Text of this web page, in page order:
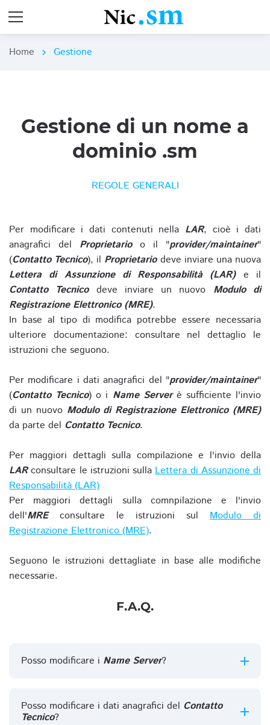
Home chevron_right Gestione
Gestione di un nome a
dominio .sm
REGOLE GENERALI
Per modificare i dati contenuti nella LAR, cioè i dati
anagrafici del Proprietarioo il "provider/maintainer"
(Contatto Tecnico), il Proprietariodeve inviare una nuova
Lettera di Assunzione di Responsabilità (LAR)e il
Contatto Tecnicodeve inviare un nuovo Modulo di
Registrazione Elettronico (MRE).
In base al tipo di modifica potrebbe essere necessaria
ulteriore documentazione: consultare nel dettaglio le
istruzioni che seguono.
Per modificare i dati anagrafici del "provider/maintainer"
(Contatto Tecnico) o i Name Serverè sufficiente l'invio
di un nuovo Modulo di Registrazione Elettronico (MRE)
da parte del Contatto Tecnico.
Per maggiori dettagli sulla compilazione e l'invio della
LARconsultare le istruzioni sullaLettera di Assunzione di
Responsabilità (LAR)
Per maggiori dettagli sulla comnpilazione e l'invio
dell'MREconsultare le istruzioni sul Modulo di
Registrazione Elettronico (MRE).
Seguono le istruzioni dettagliate in base alle modifiche
necessarie.
F.A.Q.
Posso modificare i Name Server?
Posso modificare i dati anagrafici del Contatto
Tecnico?